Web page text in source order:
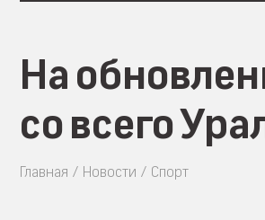
На
со всего
Главная Новости Спорт